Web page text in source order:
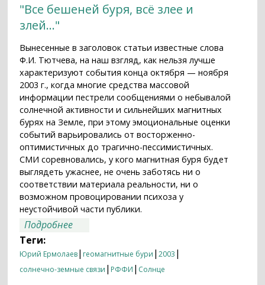
"Все бешеней буря, всё злее и
злей..."
Вынесенные в заголовок статьи известные слова
Ф.И. Тютчева, на наш взгляд, как нельзя лучше
характеризуют события конца октября — ноября
2003 г., когда многие средства массовой
информации пестрели сообщениями о небывалой
солнечной активности и сильнейших магнитных
бурях на Земле, при этому эмоциональные оценки
событий варьировались от восторженно-
оптимистичных до трагично-пессимистичных.
СМИ соревновались, у кого магнитная буря будет
выглядеть ужаснее, не очень заботясь ни о
соответствии материала реальности, ни о
возможном провоцировании психоза у
неустойчивой части публики.
Подробнее
Теги:
Юрий Ермолаев| геомагнитные бури |2003 |
солнечно-земные связи | РФФИ | Солнце